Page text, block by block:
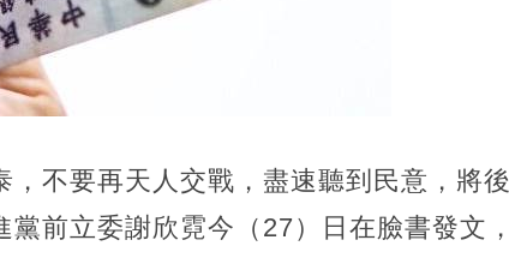
不要再天人交戰，盡速聽到民意，將後
前立委謝欣霓今（27）日在臉書發文，